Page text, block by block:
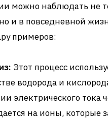
можно наблюдать не
и в повседневной
примеров:
Этот процесс
водорода и
электрического тока
на ионы, которые